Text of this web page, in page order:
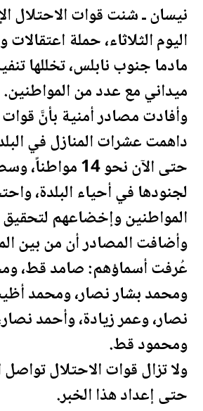
نيسان ـ شنت قوات الاحتلال
اليوم الثلاثاء، حملة
مادما جنوب نابلس، تخللها
ميداني مع عدد من المواطنين.
وأفادت مصادر أمنية بأنَّ قوات
داهمت عشرات المنازل في
حتى الآن نحو 14
لجنودها في أحياء البلدة،
المواطنين وإخضاعهم
وأضافت المصادر أن من بين
عُرفت أسماؤهم: صامد قط،
ومحمد بشار نصار، ومحمد
نصار، وعمر زيادة، وأحمد
ومحمود قط.
ولا تزال قوات الاحتلال تواصل
حتى إعداد هذا الخبر.